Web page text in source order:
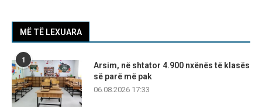
MË TË LEXUARA
1
Arsim, në shtator 4.900 nxënës të klasës
së parë më pak
06.08.2026 17:33